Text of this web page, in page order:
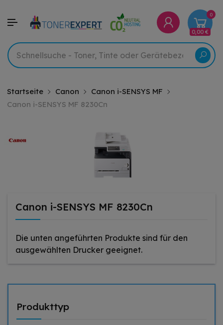
0
0,00 €
Startseite Canon
Canon i-SENSYS MF
Canon i-SENSYS MF 8230Cn
Canon i-SENSYS MF 8230Cn
Die unten angeführten Produkte sind für den
ausgewählten Drucker geeignet.
Produkttyp